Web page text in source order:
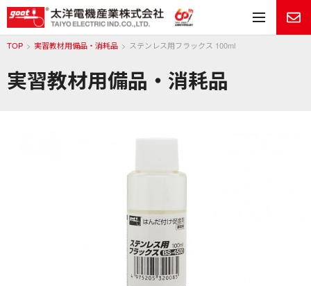
メ
実習教材用備品・消耗品
TOP 実習教材用備品・消耗品 ステンレス用フラックス 100ml